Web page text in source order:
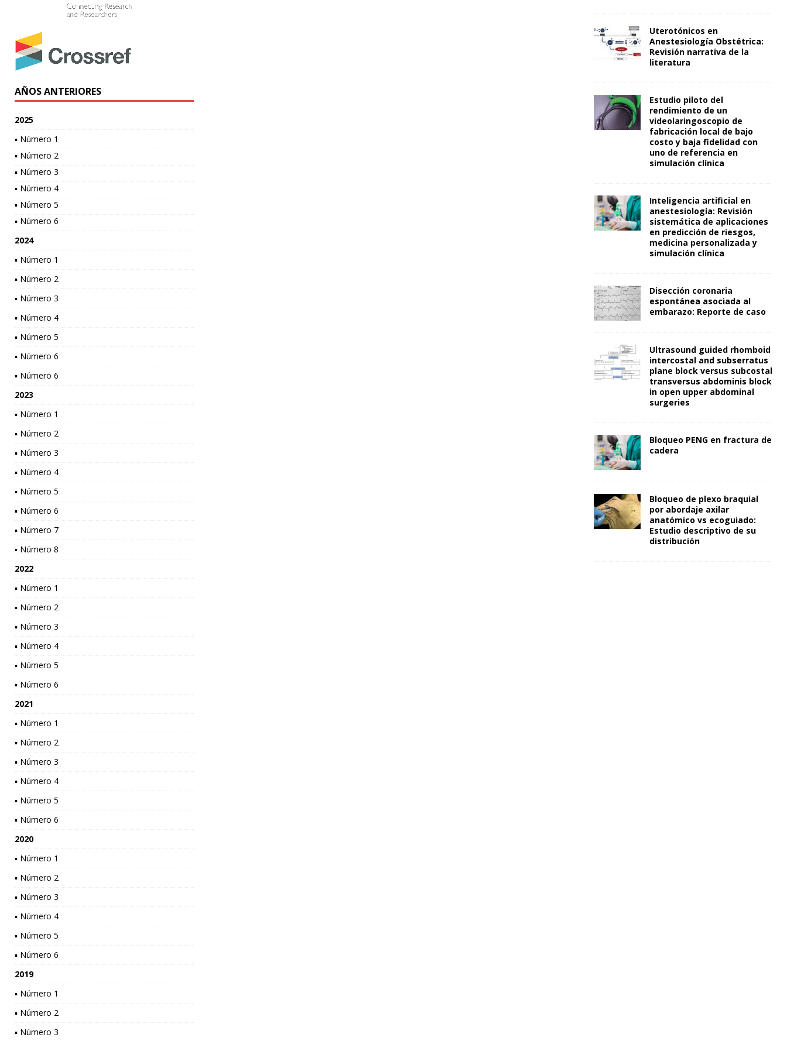
AÑOS ANTERIORES
2025
▪ Número 1
▪ Número 2
▪ Número 3
▪ Número 4
▪ Número 5
▪ Número 6
2024
▪ Número 1
▪ Número 2
▪ Número 3
▪ Número 4
▪ Número 5
▪ Número 6
▪ Número 6
2023
▪ Número 1
▪ Número 2
▪ Número 3
▪ Número 4
▪ Número 5
▪ Número 6
▪ Número 7
▪ Número 8
2022
▪ Número 1
▪ Número 2
▪ Número 3
▪ Número 4
▪ Número 5
▪ Número 6
2021
▪ Número 1
▪ Número 2
▪ Número 3
▪ Número 4
▪ Número 5
▪ Número 6
2020
▪ Número 1
▪ Número 2
▪ Número 3
▪ Número 4
▪ Número 5
▪ Número 6
2019
▪ Número 1
▪ Número 2
▪ Número 3
Uterotónicos en
Anestesiología Obstétrica:
Revisión narrativa de la
literatura
Estudio piloto del
rendimiento de un
videolaringoscopio de
fabricación local de bajo
costo y baja fidelidad con
uno de referencia en
simulación clínica
Inteligencia artificial en
anestesiología: Revisión
sistemática de aplicaciones
en predicción de riesgos,
medicina personalizada y
simulación clínica
Disección coronaria
espontánea asociada al
embarazo: Reporte de caso
Ultrasound guided rhomboid
intercostal and subserratus
plane block versus subcostal
transversus abdominis block
in open upper abdominal
surgeries
Bloqueo PENG en fractura de
cadera
Bloqueo de plexo braquial
por abordaje axilar
anatómico vs ecoguiado:
Estudio descriptivo de su
distribución